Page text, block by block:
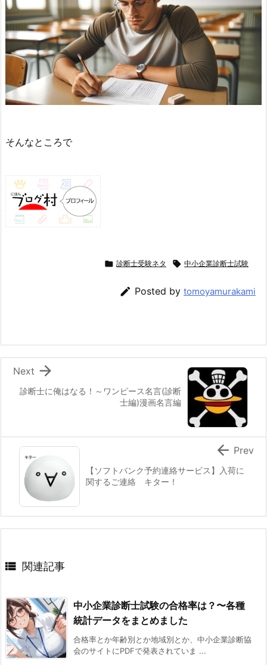
そんなところで
 診断士受験ネタ  中小企業診断士試験
 Posted by tomoyamurakami
診断士に俺はなる！～ワンピース名言(診断
士編)漫画名言編

Next
【ソフトバンク予約連絡サービス】入荷に
関するご連絡 キター！
 Prev
 関連記事
中小企業診断士試験の合格率は？〜各種
統計データをまとめました
合格率とか年齢別とか地域別とか、中小企業診断協
会のサイトにPDFで発表されていま ...